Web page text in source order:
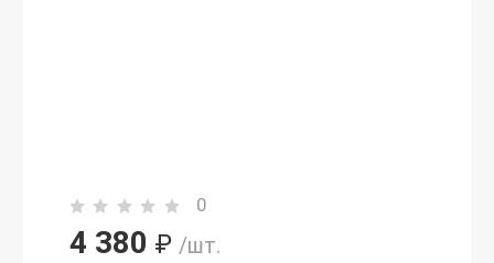
0
4 380 ₽ /шт.